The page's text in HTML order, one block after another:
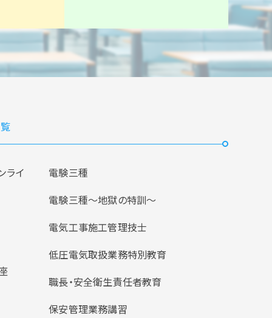
ライ
電験三種
電験三種〜地獄の特訓〜
電気工事施工管理技士
低圧電気取扱業務特別教育
職長・安全衛生責任者教育
保安管理業務講習